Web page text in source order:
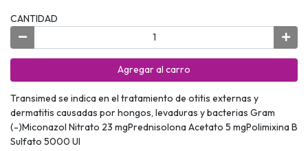
CANTIDAD
Agregar al carro
Transimed se indica en el tratamiento de otitis externas y
dermatitis causadas por hongos, levaduras y bacterias Gram
(-)Miconazol Nitrato 23 mgPrednisolona Acetato 5 mgPolimixina B
Sulfato 5000 UI